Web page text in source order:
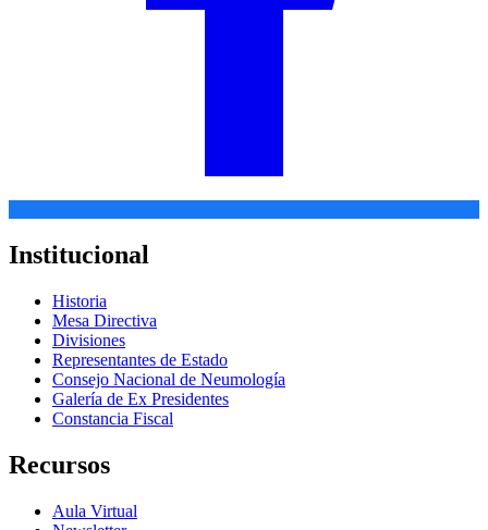
Institucional
Historia
Mesa Directiva
Divisiones
Representantes de Estado
Consejo Nacional de Neumología
Galería de Ex Presidentes
Constancia Fiscal
Recursos
Aula Virtual